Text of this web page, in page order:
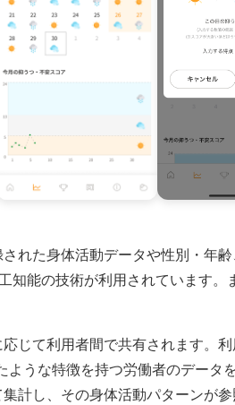
れた身体活動データや性別・年
知能の技術が利用されています
じて利用者間で共有されます。
うな特徴を持つ労働者のデー
計し、その身体活動パターンが参